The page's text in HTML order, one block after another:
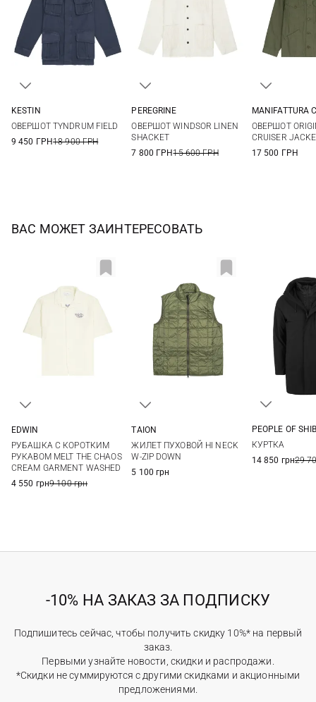
KESTIN
ОВЕРШОТ TYNDRUM FIELD
9 450 ГРН18 900 ГРН
PEREGRINE
ОВЕРШОТ WINDSOR LINEN
SHACKET
7 800 ГРН15 600 ГРН
48
MANIFATTURA
ОВЕРШОТ
CRUISER
17 500 ГРН
ВАС МОЖЕТ ЗАИНТЕРЕСОВАТЬ
XL
XXL
EDWIN
РУБАШКА С КОРОТКИМ
РУКАВОМ MELT THE CHAOS
CREAM GARMENT WASHED
4 550 грн9 100 грн
TAION
ЖИЛЕТ ПУХОВОЙ HI NECK
W-ZIP DOWN
5 100 грн
PEOPLE OF
КУРТКА
14 850 грн29
-10% НА ЗАКАЗ ЗА ПОДПИСКУ
Подпишитесь сейчас, чтобы получить скидку 10%* на первый
заказ.
Первыми узнайте новости, скидки и распродажи.
*Скидки не суммируются с другими скидками и акционными
предложениями.